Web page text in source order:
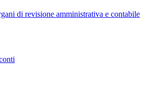
di revisione amministrativa e contabile